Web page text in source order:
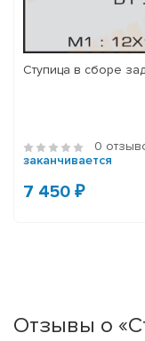
Ступица в сборе
0
заканчивается
7 450 ₽
Отзывы о